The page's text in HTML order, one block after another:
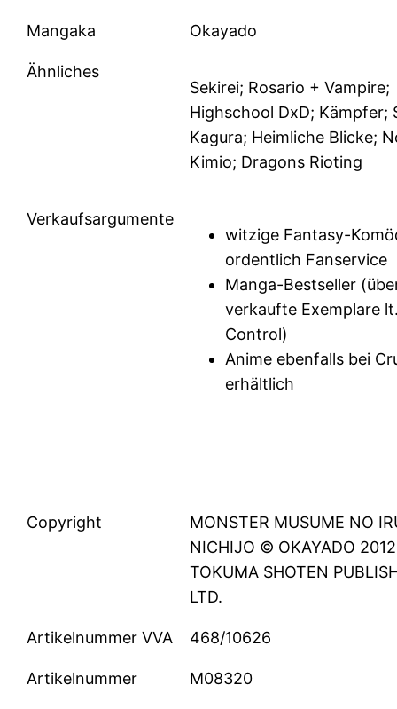
Mangaka Okayado
Ähnliches
Sekirei; Rosario + Vampire;
Highschool DxD; Kämpfer;
Kagura; Heimliche Blicke;
Kimio; Dragons Rioting
Verkaufsargumente
witzige Fantasy-
ordentlich Fanservice
Manga-Bestseller
verkaufte Exemplare
Control)
Anime ebenfalls bei
erhältlich
Copyright
MONSTER MUSUME NO
NICHIJO © OKAYADO
TOKUMA SHOTEN
LTD.
Artikelnummer VVA 468/10626
Artikelnummer M08320